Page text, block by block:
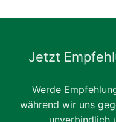
Jetzt
Werde
während wir uns
unverbindlich